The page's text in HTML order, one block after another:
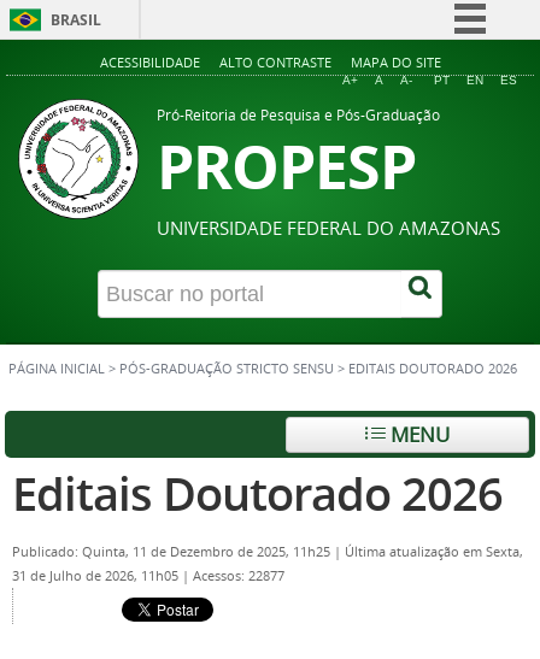
BRASIL
Simplifique!
Acesso à informação
ACESSIBILIDADE ALTO CONTRASTE MAPA DO SITE
A+ A A- PT EN ES
Pró-Reitoria de Pesquisa e Pós-Graduação
PROPESP
UNIVERSIDADE FEDERAL DO AMAZONAS
PÁGINA INICIAL > PÓS-GRADUAÇÃO STRICTO SENSU > EDITAIS DOUTORADO 2026
MENU
Editais Doutorado 2026
Publicado: Quinta, 11 de Dezembro de 2025, 11h25 | Última atualização em Sexta,
31 de Julho de 2026, 11h05 | Acessos: 22877